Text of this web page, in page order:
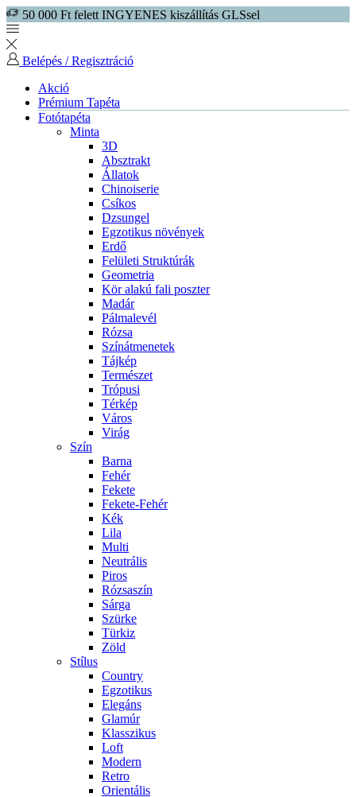
50 000 Ft felett INGYENES kiszállítás GLSsel
Belépés / Regisztráció
Akció
Prémium Tapéta
Fotótapéta
Minta
3D
Absztrakt
Állatok
Chinoiserie
Csíkos
Dzsungel
Egzotikus növények
Erdő
Felületi Struktúrák
Geometria
Kör alakú fali poszter
Madár
Pálmalevél
Rózsa
Színátmenetek
Tájkép
Természet
Trópusi
Térkép
Város
Virág
Szín
Barna
Fehér
Fekete
Fekete-Fehér
Kék
Lila
Multi
Neutrális
Piros
Rózsaszín
Sárga
Szürke
Türkiz
Zöld
Stílus
Country
Egzotikus
Elegáns
Glamúr
Klasszikus
Loft
Modern
Retro
Orientális